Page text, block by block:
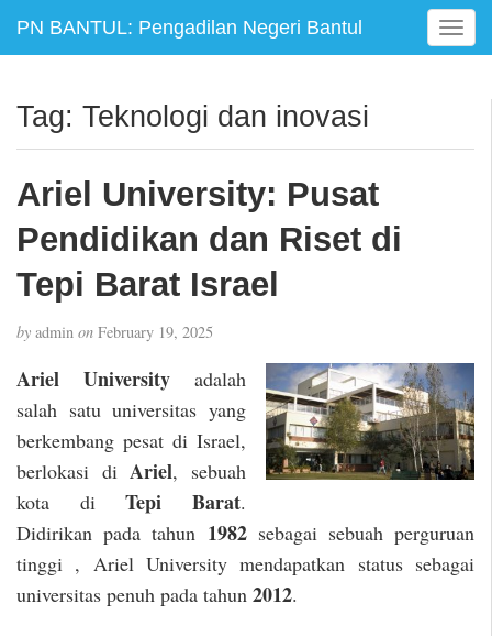
PN BANTUL: Pengadilan Negeri Bantul
T
o
e
o
n
Tag: Teknologi dan inovasi
Ariel University: Pusat
Pendidikan dan Riset di
Tepi Barat Israel
by admin on February 19, 2025
Ariel Universityadalah
salah satu universitas yang
berkembang pesat di Israel,
berlokasi di Ariel, sebuah
kota di Tepi Barat.
Didirikan pada tahun 1982sebagai sebuah perguruan
tinggi , Ariel University mendapatkan status sebagai
universitas penuh pada tahun 2012.